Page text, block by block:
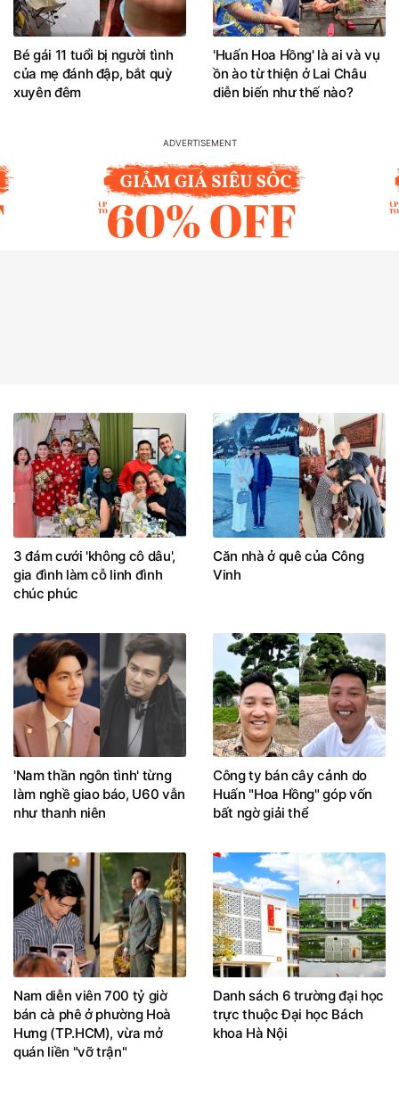
Bé gái 11 tuổi bị người tình
của mẹ đánh đập, bắt quỳ
xuyên đêm
'Huấn Hoa Hồng' là ai và vụ
ồn ào từ thiện ở Lai Châu
diễn biến như thế nào?
3 đám cưới 'không cô dâu',
gia đình làm cỗ linh đình
chúc phúc
Căn nhà ở quê của Công
Vinh
'Nam thần ngôn tình' từng
làm nghề giao báo, U60 vẫn
như thanh niên
Công ty bán cây cảnh do
Huấn "Hoa Hồng" góp vốn
bất ngờ giải thể
Nam diễn viên 700 tỷ giờ
bán cà phê ở phường Hoà
Hưng (TP.HCM), vừa mở
quán liền "vỡ trận"
Danh sách 6 trường đại học
trực thuộc Đại học Bách
khoa Hà Nội